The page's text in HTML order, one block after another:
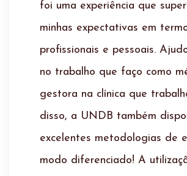
Arquitetura e Urbanismo, e já
muito do modelo da
no mundo corporativo, com
metodologias ativas de
papers. Fazer a pós me
tomar decisões muito
dia a dia da minha carreira e
evolução pessoal.”